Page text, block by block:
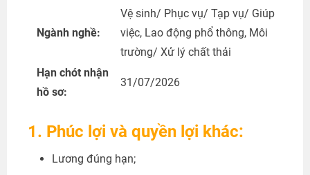
Ngành nghề:
Vệ sinh/ Phục vụ/ Tạp vụ/ Giúp
việc, Lao động phổ thông, Môi
trường/ Xử lý chất thải
Hạn chót nhận
hồ sơ:
31/07/2026
1. Phúc lợi và quyền lợi khác:
Lương đúng hạn;